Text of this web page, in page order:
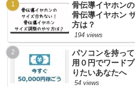
骨伝導イヤホン
骨伝導イヤホン
方は？
194 views
パソコンを持っ
用０円でワード
りたいあなたへ
54 views